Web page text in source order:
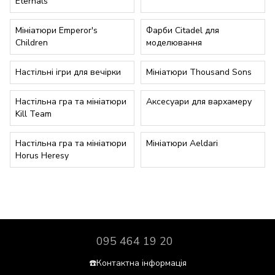
Мініатюри Emperor's
Children
Фарби Citadel для
моделювання
Настільні ігри для вечірки Мініатюри Thousand Sons
Настільна гра та мініатюри
Kill Team
Аксесуари для вархамеру
Настільна гра та мініатюри
Horus Heresy
Мініатюри Aeldari
095 464 19 20
☎️Контактна інформація